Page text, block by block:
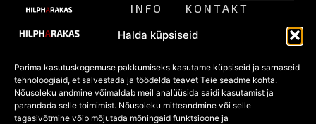
Halda küpsiseid
Parima kasutuskogemuse pakkumiseks kasutame küpsiseid ja sarnaseid
tehnoloogiaid, et salvestada ja töödelda teavet Teie seadme kohta.
Nõusoleku andmine võimaldab meil analüüsida saidi kasutamist ja
parandada selle toimimist. Nõusoleku mitteandmine või selle
tagasivõtmine võib mõjutada mõningaid funktsioone ja
POOD
Eesti
vanim
alternatiivmoe
pood
POOD
Kõik
INFO
Meist
KKK
KONTAKT
pood@hilpharakas.ee
5182136
Facebook
Privaatsu
Müügitingi
mused